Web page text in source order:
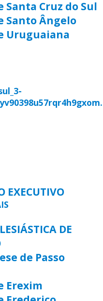
Santa Cruz do Sul
Santo Ângelo
Uruguaiana
EXECUTIVO
DE
de Passo
Erexim